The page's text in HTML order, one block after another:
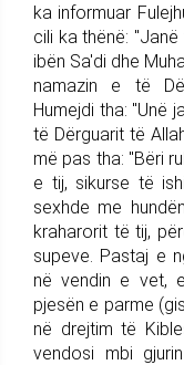
ka informuar
cili ka thënë: "Janë
ibën Sa'di dhe
namazin e të
Humejdi tha: "Unë
të Dërguarit të
më pas tha: "Bëri
e tij, sikurse të
sexhde me
kraharorit të tij,
supeve. Pastaj e
në vendin e vet,
pjesën e parme
në drejtim të
vendosi mbi